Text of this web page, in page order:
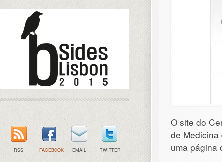
O site do
de
uma página
RSS FACEBOOK EMAIL TWITTER